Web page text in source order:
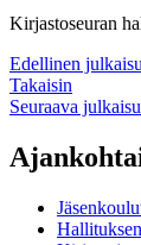
Kirjastoseuran
Edellinen julkaisu
Takaisin
Seuraava julkaisu